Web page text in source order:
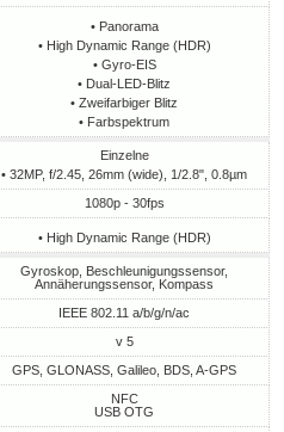
• Panorama
• High Dynamic Range (HDR)
• Gyro-EIS
• Dual-LED-Blitz
• Zweifarbiger Blitz
• Farbspektrum
Einzelne
• 32MP, f/2.45, 26mm (wide), 1/2.8", 0.8µm
1080p - 30fps
• High Dynamic Range (HDR)
Gyroskop, Beschleunigungssensor,
Annäherungssensor, Kompass
IEEE 802.11 a/b/g/n/ac
v 5
GPS, GLONASS, Galileo, BDS, A-GPS
NFC
USB OTG